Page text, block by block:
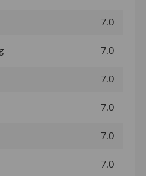
7.0
7.0
7.0
7.0
7.0
7.0